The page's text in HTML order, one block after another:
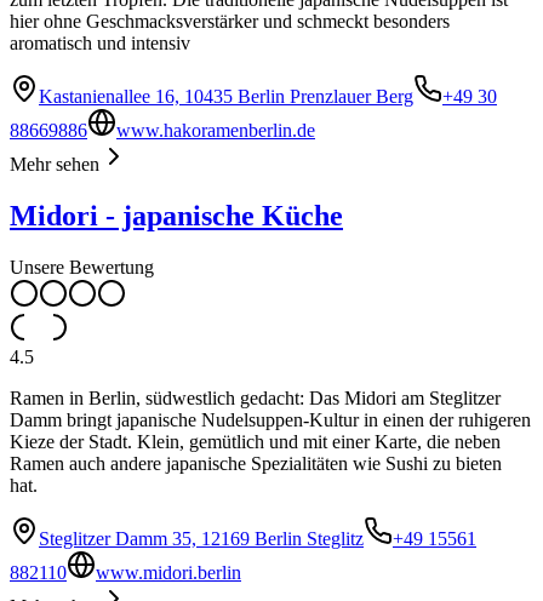
hier ohne Geschmacksverstärker und schmeckt besonders
aromatisch und intensiv
Kastanienallee 16, 10435 Berlin Prenzlauer Berg
+49 30
88669886
www.hakoramenberlin.de
Mehr sehen
Midori - japanische Küche
Unsere Bewertung
4.5
Ramen in Berlin, südwestlich gedacht: Das Midori am Steglitzer
Damm bringt japanische Nudelsuppen-Kultur in einen der ruhigeren
Kieze der Stadt. Klein, gemütlich und mit einer Karte, die neben
Ramen auch andere japanische Spezialitäten wie Sushi zu bieten
hat.
Steglitzer Damm 35, 12169 Berlin Steglitz
+49 15561
882110
www.midori.berlin